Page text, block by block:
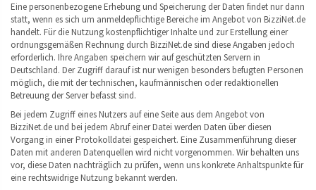
Eine personenbezogene Erhebung und Speicherung der Daten findet nur dann
statt, wenn es sich um anmeldepflichtige Bereiche im Angebot von BizziNet.de
handelt. Für die Nutzung kostenpflichtiger Inhalte und zur Erstellung einer
ordnungsgemäßen Rechnung durch BizziNet.de sind diese Angaben jedoch
erforderlich. Ihre Angaben speichern wir auf geschützten Servern in
Deutschland. Der Zugriff darauf ist nur wenigen besonders befugten Personen
möglich, die mit der technischen, kaufmännischen oder redaktionellen
Betreuung der Server befasst sind.
Bei jedem Zugriff eines Nutzers auf eine Seite aus dem Angebot von
BizziNet.de und bei jedem Abruf einer Datei werden Daten über diesen
Vorgang in einer Protokolldatei gespeichert. Eine Zusammenführung dieser
Daten mit anderen Datenquellen wird nicht vorgenommen. Wir behalten uns
vor, diese Daten nachträglich zu prüfen, wenn uns konkrete Anhaltspunkte für
eine rechtswidrige Nutzung bekannt werden.